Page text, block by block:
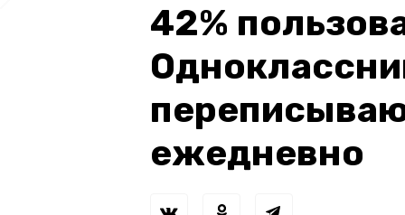
42%
ежедневно